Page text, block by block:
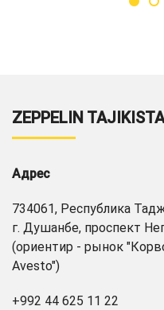
ZEPPELIN
Адрес
734061, Республика
г. Душанбе, проспект
(ориентир - рынок
Avesto")
+992 44 625 11 22